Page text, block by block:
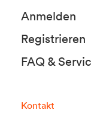
Anmelden
Registrieren
FAQ &
Kontakt